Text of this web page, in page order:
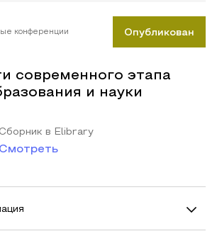
конференции Опубликован
современного этапа
и науки
Сборник в Elibrary
Смотреть